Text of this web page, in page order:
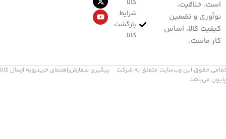
است. خلاقیت،
نوآوری و تضمین
کیفیت کالا، اساس
کار ماست.
کالا
شرایط
بازگشت
کالا
تمامی حقوق این وب‌سایت متعلق به شرکت
پایون می‌باشد.
پیگیری سفارشراهنمای خریدرویه ارسال کالا